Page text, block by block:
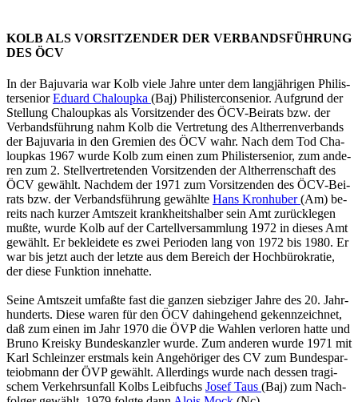
KOLB ALS VORSITZENDER DER VERBANDSFÜHRUNG
DES ÖCV
In der Ba­ju­va­ria war Kolb viele Jahre unter dem lang­jäh­ri­gen Phi­lis­
ter­se­ni­orEdu­ard Cha­loup­ka (Baj) Phi­lis­ter­con­se­ni­or. Auf­grund der
Stel­lung Cha­loup­kas als Vor­sit­zen­der des ÖCV-Bei­rats bzw. der
Ver­bands­füh­rung nahm Kolb die Ver­tre­tung des Alt­her­ren­ver­bands
der Ba­ju­va­ria in den Gre­mi­en des ÖCV wahr. Nach dem Tod Cha­
loup­kas 1967 wurde Kolb zum einen zum Phi­lis­ter­se­ni­or, zum an­de­
ren zum 2. Stell­ver­tre­ten­den Vor­sit­zen­den der Alt­her­ren­schaft des
ÖCV ge­wählt. Nach­dem der 1971 zum Vor­sit­zen­den des ÖCV-Bei­
rats bzw. der Ver­bands­füh­rung ge­wähl­te Hans Kron­hu­ber(Am) be­
reits nach kur­zer Amts­zeit krank­heits­hal­ber sein Amt zu­rück­le­gen
mußte, wurde Kolb auf der Car­tell­ver­samm­lung 1972 in die­ses Amt
ge­wählt. Er be­klei­de­te es zwei Pe­ri­oden lang von 1972 bis 1980. Er
war bis jetzt auch der letz­te aus dem Be­reich der Hoch­bü­ro­kra­tie,
der diese Funk­ti­on in­ne­hat­te.
Seine Amts­zeit um­faß­te fast die gan­zen sieb­zi­ger Jahre des 20. Jahr­
hun­derts. Diese waren für den ÖCV da­hin­ge­hend ge­kenn­zeich­net,
daß zum einen im Jahr 1970 die ÖVP die Wah­len ver­lo­ren hatte und
Bruno Krei­sky Bun­des­kanz­ler wurde. Zum an­de­ren wurde 1971 mit
Karl Schlein­zer erst­mals kein An­ge­hö­ri­ger des CV zum Bun­des­par­
tei­ob­mann der ÖVP ge­wählt. Al­ler­dings wurde nach des­sen tra­gi­
schem Ver­kehrs­un­fall Kolbs Leib­fuchs Josef Taus (Baj) zum Nach­